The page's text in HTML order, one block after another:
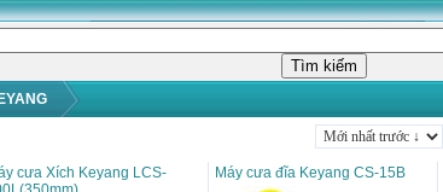
cưa Xích Keyang LCS-
Máy cưa đĩa Keyang CS-15B